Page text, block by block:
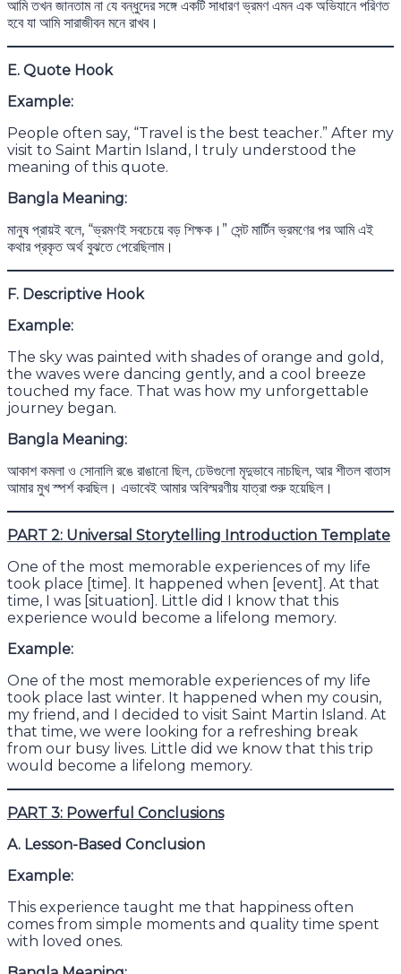
আমি তখন জানতাম না যে বন্ধুদের সঙ্গে একটি সাধারণ ভ্রমণ এমন এক অভিযানে পরিণত
হবে যা আমি সারাজীবন মনে রাখব।
E. Quote Hook
Example:
People often say, “Travel is the best teacher.” After my
visit to Saint Martin Island, I truly understood the
meaning of this quote.
Bangla Meaning:
মানুষ প্রায়ই বলে, “ভ্রমণই সবচেয়ে বড় শিক্ষক।” সেন্ট মার্টিন ভ্রমণের পর আমি এই
কথার প্রকৃত অর্থ বুঝতে পেরেছিলাম।
F. Descriptive Hook
Example:
The sky was painted with shades of orange and gold,
the waves were dancing gently, and a cool breeze
touched my face. That was how my unforgettable
journey began.
Bangla Meaning:
আকাশ কমলা ও সোনালি রঙে রাঙানো ছিল, ঢেউগুলো মৃদুভাবে নাচছিল, আর শীতল বাতাস
আমার মুখ স্পর্শ করছিল। এভাবেই আমার অবিস্মরণীয় যাত্রা শুরু হয়েছিল।
PART 2: Universal Storytelling Introduction Template
One of the most memorable experiences of my life
took place [time]. It happened when [event]. At that
time, I was [situation]. Little did I know that this
experience would become a lifelong memory.
Example:
One of the most memorable experiences of my life
took place last winter. It happened when my cousin,
my friend, and I decided to visit Saint Martin Island. At
that time, we were looking for a refreshing break
from our busy lives. Little did we know that this trip
would become a lifelong memory.
PART 3: Powerful Conclusions
A. Lesson-Based Conclusion
Example:
This experience taught me that happiness often
comes from simple moments and quality time spent
with loved ones.